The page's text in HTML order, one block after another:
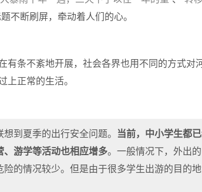
不断刷屏，牵动着人们的心。
有条不紊地开展，社会各界也用不同的方式
上正常的生活。
到夏季的出行安全问题。 当前，中小学生都
、游学等活动也相应增多。一般情况下，外出
险的情况较少。但是由于很多学生出游的目的